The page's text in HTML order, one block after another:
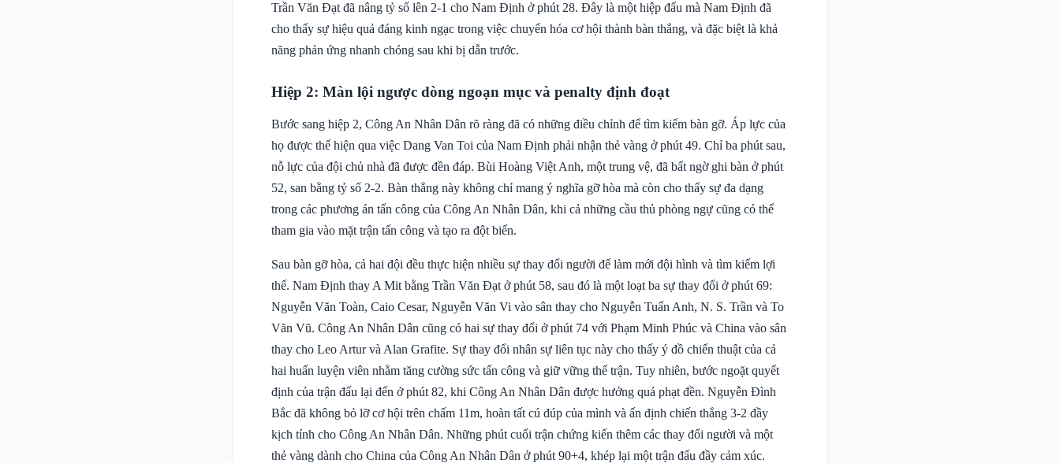
Trần Văn Đạt đã nâng tỷ số lên 2-1 cho Nam Định ở phút 28. Đây là một hiệp đấu mà Nam Định đã
cho thấy sự hiệu quả đáng kinh ngạc trong việc chuyển hóa cơ hội thành bàn thắng, và đặc biệt là khả
năng phản ứng nhanh chóng sau khi bị dẫn trước.
Hiệp 2: Màn lội ngược dòng ngoạn mục và penalty định đoạt
Bước sang hiệp 2, Công An Nhân Dân rõ ràng đã có những điều chỉnh để tìm kiếm bàn gỡ. Áp lực của
họ được thể hiện qua việc Dang Van Toi của Nam Định phải nhận thẻ vàng ở phút 49. Chỉ ba phút sau,
nỗ lực của đội chủ nhà đã được đền đáp. Bùi Hoàng Việt Anh, một trung vệ, đã bất ngờ ghi bàn ở phút
52, san bằng tỷ số 2-2. Bàn thắng này không chỉ mang ý nghĩa gỡ hòa mà còn cho thấy sự đa dạng
trong các phương án tấn công của Công An Nhân Dân, khi cả những cầu thủ phòng ngự cũng có thể
tham gia vào mặt trận tấn công và tạo ra đột biến.
Sau bàn gỡ hòa, cả hai đội đều thực hiện nhiều sự thay đổi người để làm mới đội hình và tìm kiếm lợi
thế. Nam Định thay A Mit bằng Trần Văn Đạt ở phút 58, sau đó là một loạt ba sự thay đổi ở phút 69:
Nguyễn Văn Toàn, Caio Cesar, Nguyễn Văn Vi vào sân thay cho Nguyễn Tuấn Anh, N. S. Trần và To
Văn Vũ. Công An Nhân Dân cũng có hai sự thay đổi ở phút 74 với Phạm Minh Phúc và China vào sân
thay cho Leo Artur và Alan Grafite. Sự thay đổi nhân sự liên tục này cho thấy ý đồ chiến thuật của cả
hai huấn luyện viên nhằm tăng cường sức tấn công và giữ vững thế trận. Tuy nhiên, bước ngoặt quyết
định của trận đấu lại đến ở phút 82, khi Công An Nhân Dân được hưởng quả phạt đền. Nguyễn Đình
Bắc đã không bỏ lỡ cơ hội trên chấm 11m, hoàn tất cú đúp của mình và ấn định chiến thắng 3-2 đầy
kịch tính cho Công An Nhân Dân. Những phút cuối trận chứng kiến thêm các thay đổi người và một
thẻ vàng dành cho China của Công An Nhân Dân ở phút 90+4, khép lại một trận đấu đầy cảm xúc.